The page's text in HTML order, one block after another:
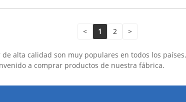
< 1 2 >
alta calidad son muy populares en todos los
a comprar productos de nuestra fábrica.